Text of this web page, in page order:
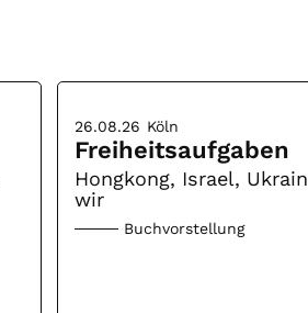
26.08.26 Köln
Freiheitsaufgaben
Hongkong, Israel,
wir
Buchvorstellung